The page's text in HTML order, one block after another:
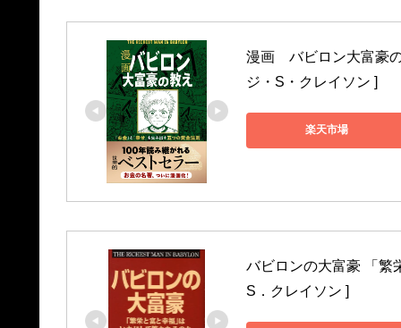
漫画　バビロン大富豪
ジ・S・クレイソン ]
楽天市場
バビロンの大富豪 「繁
S．クレイソン ]